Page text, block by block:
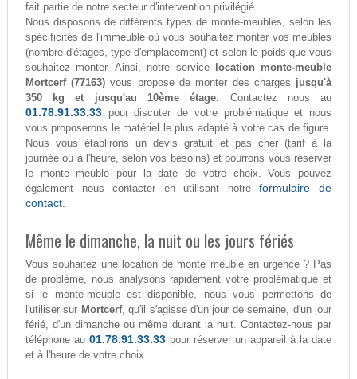
fait partie de notre secteur d'intervention privilégié.
Nous disposons de différents types de monte-meubles, selon les
spécificités de l'immeuble où vous souhaitez monter vos meubles
(nombre d'étages, type d'emplacement) et selon le poids que vous
souhaitez monter. Ainsi, notre service
location monte-meuble
Mortcerf (77163) vous propose de monter des charges jusqu'à
350 kg et jusqu'au 10ème étage. Contactez nous au
01.78.91.33.33pour discuter de votre problématique et nous
vous proposerons le matériel le plus adapté à votre cas de figure.
Nous vous établirons un devis gratuit et pas cher (tarif à la
journée ou à l'heure, selon vos besoins) et pourrons vous réserver
le monte meuble pour la date de votre choix. Vous pouvez
également nous contacter en utilisant notreformulaire de
contact.
Même le dimanche, la nuit ou les jours fériés
Vous souhaitez une location de monte meuble en urgence ? Pas
de problème, nous analysons rapidement votre problématique et
si le monte-meuble est disponible, nous vous permettons de
l'utiliser sur Mortcerf, qu'il s'agisse d'un jour de semaine, d'un jour
férié, d'un dimanche ou même durant la nuit. Contactez-nous par
téléphone au 01.78.91.33.33 pour réserver un appareil à la date
et à l'heure de votre choix.